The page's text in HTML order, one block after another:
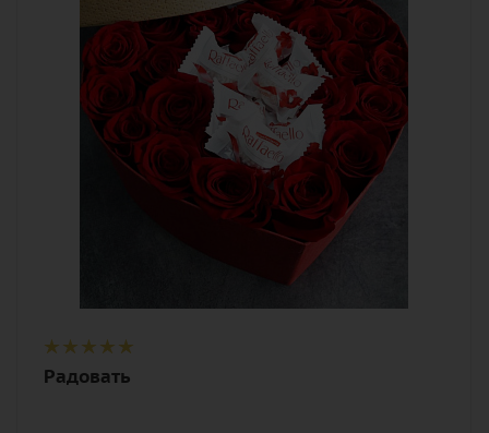
алый, бордовый, красный, чайный
Описание
роза, оазис, коробка в виде сердца,
конфеты Raffaello
Радовать